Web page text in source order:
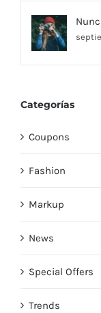
Categorías
Coupons
Fashion
Markup
News
Special Offers
Trends